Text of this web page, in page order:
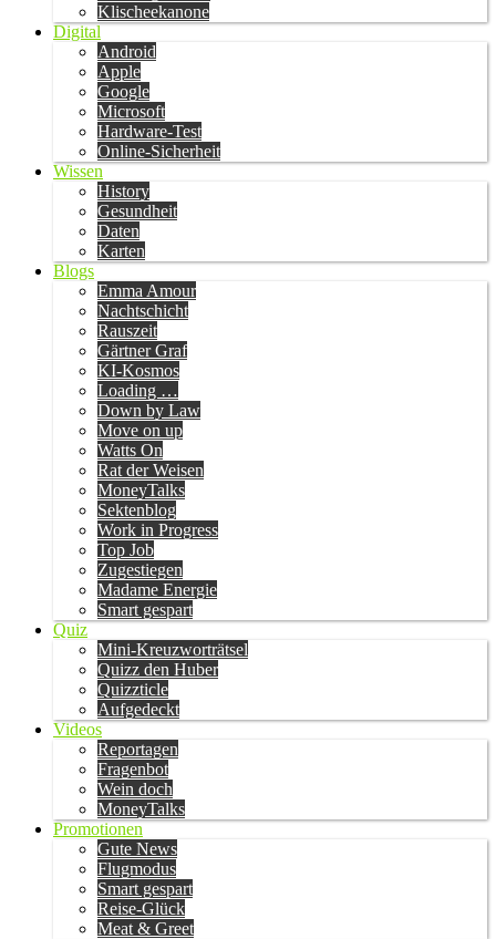
Klischeekanone
Digital
Android
Apple
Google
Microsoft
Hardware-Test
Online-Sicherheit
Wissen
History
Gesundheit
Daten
Karten
Blogs
Emma Amour
Nachtschicht
Rauszeit
Gärtner Graf
KI-Kosmos
Loading …
Down by Law
Move on up
Watts On
Rat der Weisen
MoneyTalks
Sektenblog
Work in Progress
Top Job
Zugestiegen
Madame Energie
Smart gespart
Quiz
Mini-Kreuzworträtsel
Quizz den Huber
Quizzticle
Aufgedeckt
Videos
Reportagen
Fragenbot
Wein doch
MoneyTalks
Promotionen
Gute News
Flugmodus
Smart gespart
Reise-Glück
Meat & Greet